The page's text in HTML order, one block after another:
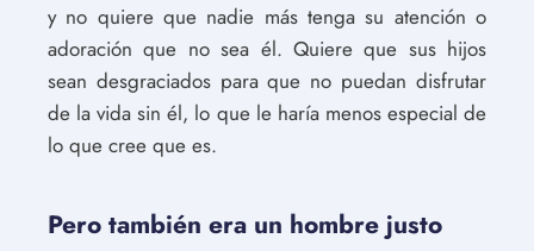
y no quiere que nadie más tenga su atención o
adoración que no sea él. Quiere que sus hijos
sean desgraciados para que no puedan disfrutar
de la vida sin él, lo que le haría menos especial de
lo que cree que es.
Pero también era un hombre justo